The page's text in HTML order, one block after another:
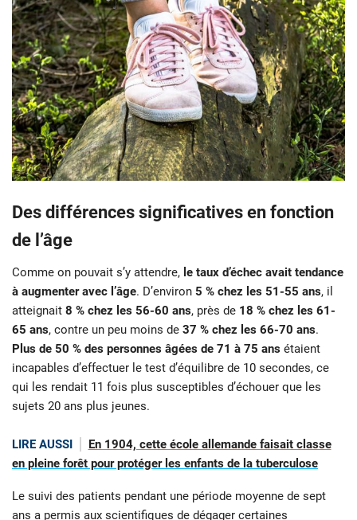
Des différences significatives en fonction
de l’âge
Comme on pouvait s’y attendre, le taux d’échec avait tendance
à augmenter avec l’âge. D’environ 5 % chez les 51-55 ans, il
atteignait 8 % chez les 56-60 ans, près de 18 % chez les 61-
65 ans, contre un peu moins de 37 % chez les 66-70 ans.
Plus de 50 % des personnes âgées de 71 à 75 ans étaient
incapables d’effectuer le test d’équilibre de 10 secondes, ce
qui les rendait 11 fois plus susceptibles d’échouer que les
sujets 20 ans plus jeunes.
LIRE AUSSI
En 1904, cette école allemande faisait classe
en pleine forêt pour protéger les enfants de la tuberculose
Le suivi des patients pendant une période moyenne de sept
ans a permis aux scientifiques de dégager certaines